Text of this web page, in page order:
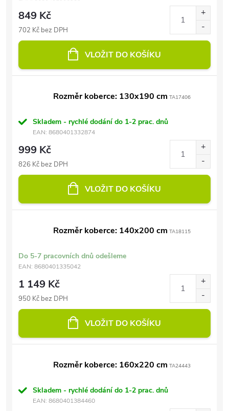
849 Kč
702 Kč bez DPH
VLOŽIT DO KOŠÍKU
Rozměr koberce: 130x190 cm TA17406
Skladem - rychlé dodání do 1-2 prac. dnů
EAN: 8680401332874
999 Kč
826 Kč bez DPH
VLOŽIT DO KOŠÍKU
Rozměr koberce: 140x200 cm TA18115
Do 5-7 pracovních dnů odešleme
EAN: 8680401335042
1 149 Kč
950 Kč bez DPH
VLOŽIT DO KOŠÍKU
Rozměr koberce: 160x220 cm TA24443
Skladem - rychlé dodání do 1-2 prac. dnů
EAN: 8680401384460